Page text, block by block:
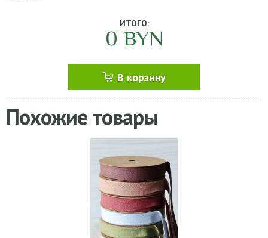
ИТОГО:
0 BYN
В корзину
Похожие товары